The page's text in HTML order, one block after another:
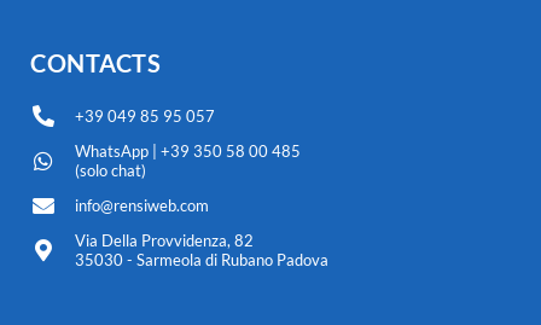
CONTACTS
+39 049 85 95 057
WhatsApp | +39 350 58 00 485
(solo chat)
info@rensiweb.com
Via Della Provvidenza, 82
35030 - Sarmeola di Rubano Padova